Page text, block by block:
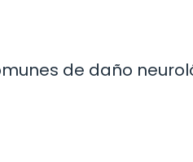
de daño